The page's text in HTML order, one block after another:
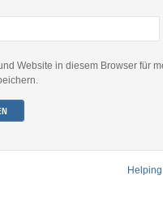
Website in diesem Browser für